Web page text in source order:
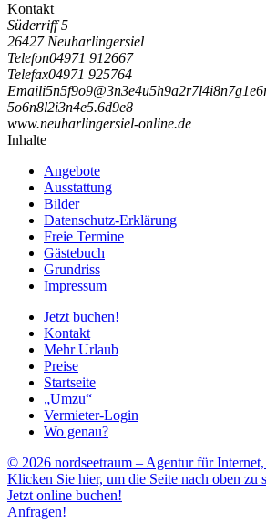
Kontakt
Süderriff 5
26427 Neuharlingersiel
Telefon04971 912667
Telefax04971 925764
Emaili5n5f9o9@3n3e4u5h9a2r7l4i8n7g1e6
5o6n8l2i3n4e5.6d9e8
www.neuharlingersiel-online.de
Inhalte
Angebote
Ausstattung
Bilder
Datenschutz-Erklärung
Freie Termine
Gästebuch
Grundriss
Impressum
Jetzt buchen!
Kontakt
Mehr Urlaub
Preise
Startseite
„Umzu“
Vermieter-Login
Wo genau?
© 2026 nordseetraum – Agentur für
Klicken Sie hier, um die Seite nach oben zu
Jetzt online buchen!
Anfragen!